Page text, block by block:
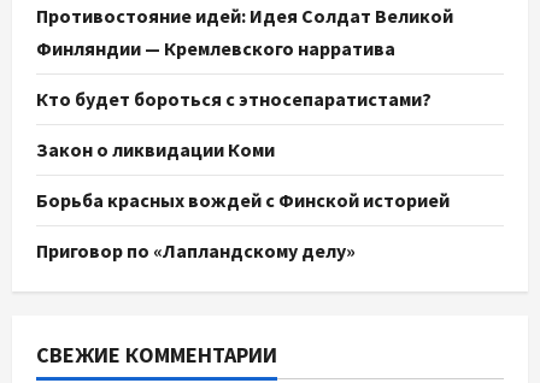
Противостояние идей: Идея Солдат Великой
Финляндии — Кремлевского нарратива
Кто будет бороться с этносепаратистами?
Закон о ликвидации Коми
Борьба красных вождей с Финской историей
Приговор по «Лапландскому делу»
СВЕЖИЕ КОММЕНТАРИИ